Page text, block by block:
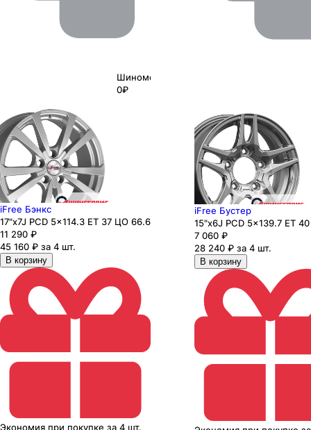
Шиномонтаж
0₽
iFree Бэнкс
17"x7J PCD 5x114.3 ЕТ 37 ЦО 66.6
11 290 ₽
45 160 ₽ за 4 шт.
В корзину
Экономия при покупке за 4 шт.
iFree Бустер
15"x6J PCD 5x139.7 ЕТ
7 060 ₽
28 240 ₽ за 4 шт.
В корзину